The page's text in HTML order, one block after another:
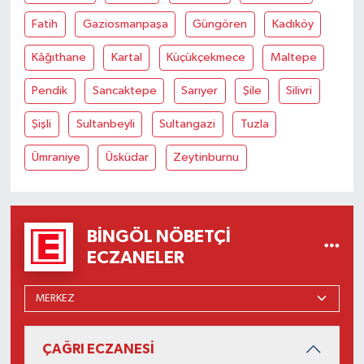
Fatih Gaziosmanpaşa Güngören Kadıköy
Kâğıthane Kartal Küçükçekmece Maltepe
Pendik Sancaktepe Sarıyer Şile Silivri
Şişli Sultanbeyli Sultangazi Tuzla
Ümraniye Üsküdar Zeytinburnu
BINGÖL NÖBETÇI
ECZANELER
ÇAĞRI ECZANESİ